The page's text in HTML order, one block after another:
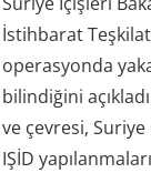
İstihbarat
operasyonda
bilindiğini
ve çevresi,
IŞİD